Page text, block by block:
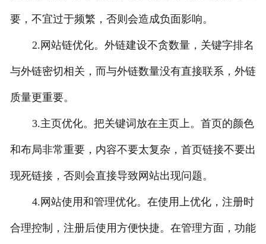
要，不宜过于频繁，否则会造成负面影响。
2.网站链优化。外链建设不贪数量，关键字排名
与外链密切相关，而与外链数量没有直接联系，外链
质量更重要。
3.主页优化。把关键词放在主页上。首页的颜色
和布局非常重要，内容不要太复杂，首页链接不要出
现死链接，否则会直接导致网站出现问题。
4.网站使用和管理优化。在使用上优化，注册时
合理控制，注册后使用方便快捷。在管理方面，功能